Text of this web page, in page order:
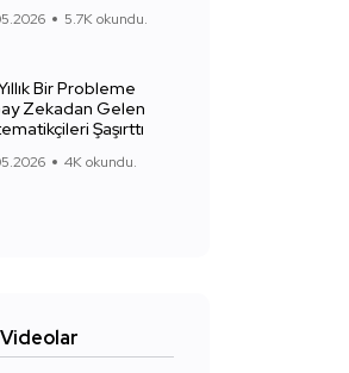
5.7K okundu.
Bir Probleme
Zekadan Gelen
Şaşırttı
4K okundu.